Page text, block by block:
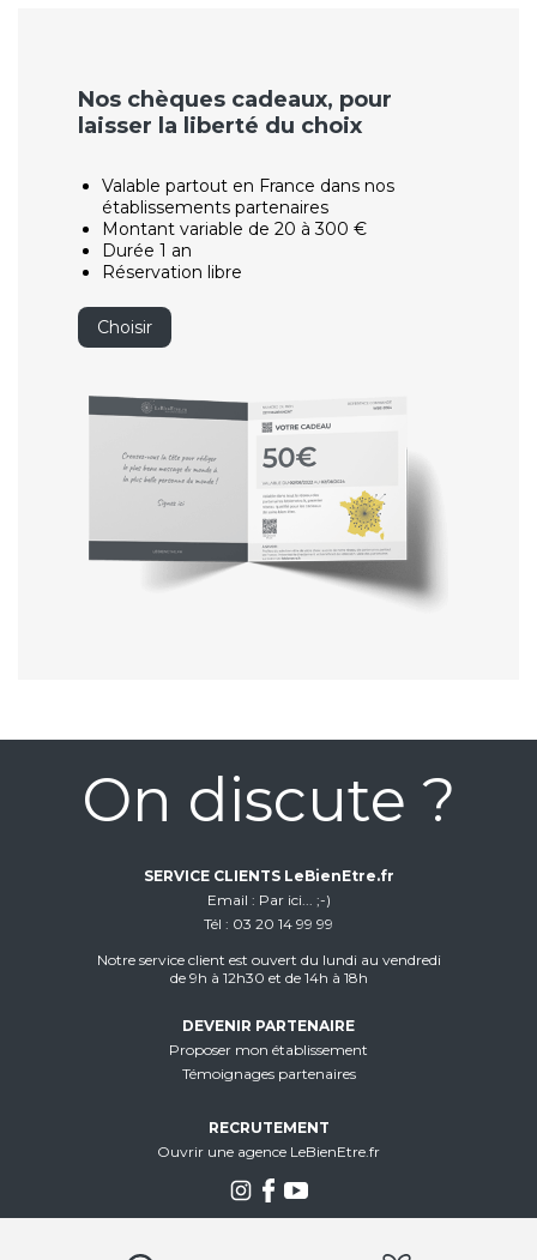
Nos chèques cadeaux, pour
laisser la liberté du choix
Valable partout en France dans nos
établissements partenaires
Montant variable de 20 à 300 €
Durée 1 an
Réservation libre
Choisir
On discute ?
SERVICE CLIENTS LeBienEtre.fr
Email
Par ici... ;-)
Tél
03 20 14 99 99
Notre service client est ouvert du lundi au vendredi
de 9h à 12h30 et de 14h à 18h
DEVENIR PARTENAIRE
Proposer mon établissement
Témoignages partenaires
RECRUTEMENT
Ouvrir une agence LeBienEtre.fr